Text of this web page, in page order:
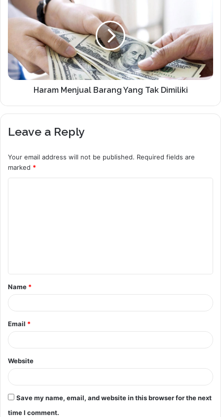
Haram Menjual Barang Yang Tak Dimiliki
Leave a Reply
Your email address will not be published. Required fields are
marked *
t
*
Name *
Email *
Website
Save my name, email, and website in this browser for the next
time I comment.